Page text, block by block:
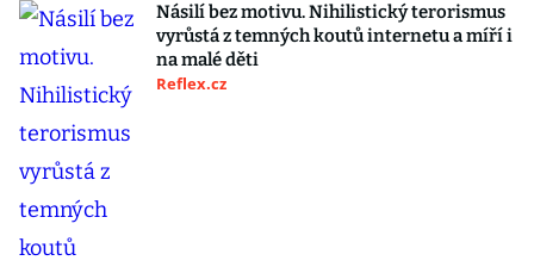
Násilí bez motivu. Nihilistický terorismus
vyrůstá z temných koutů internetu a míří i
na malé děti
Reflex.cz